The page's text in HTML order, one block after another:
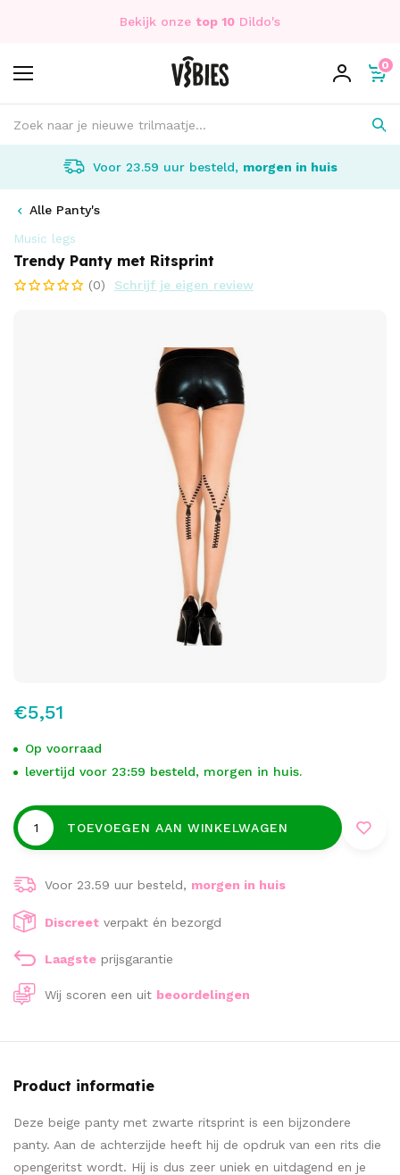
Bekijk onze top 10 Dildo's
0
Voor 23.59 uur besteld, morgen in huis
Alle Panty's
Music legs
Trendy Panty met Ritsprint
(0) Schrijf je eigen review
€5,51
Op voorraad
levertijd voor 23:59 besteld, morgen in huis.
TOEVOEGEN AAN WINKELWAGEN
Voor 23.59 uur besteld, morgen in huis
Discreet verpakt én bezorgd
Laagste prijsgarantie
Wij scoren een uit beoordelingen
Product informatie
Deze beige panty met zwarte ritsprint is een bijzondere
panty. Aan de achterzijde heeft hij de opdruk van een rits die
opengeritst wordt. Hij is dus zeer uniek en uitdagend en je